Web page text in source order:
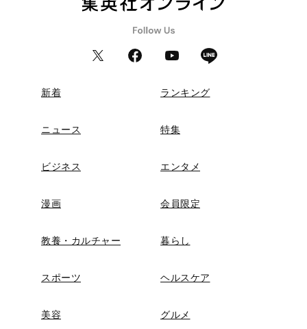
新着 ランキング
ニュース 特集
ビジネス エンタメ
漫画 会員限定
教養・カルチャー 暮らし
スポーツ ヘルスケア
美容 グルメ